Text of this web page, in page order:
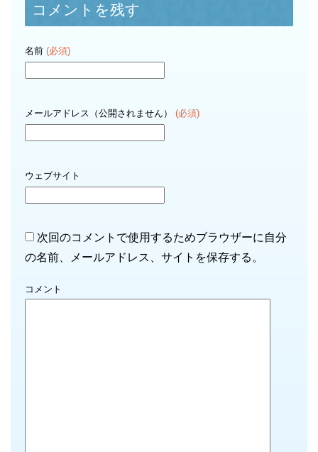
コメントを残す
名前 (必須)
メールアドレス（公開されません） (必須)
ウェブサイト
次回のコメントで使用するためブラウザーに自分
の名前、メールアドレス、サイトを保存する。
コメント